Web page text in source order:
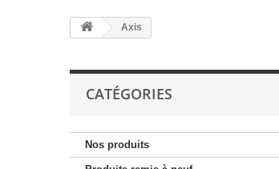
Axis
CATÉGORIES
Nos produits